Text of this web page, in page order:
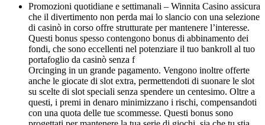
Promozioni quotidiane e settimanali – Winnita Casino assicura
che il divertimento non perda mai lo slancio con una selezione
di casinò in corso offre strutturate per mantenere l’interesse.
Questi bonus spesso contengono bonus di abbinamento dei
fondi, che sono eccellenti nel potenziare il tuo bankroll al tuo
portafoglio da casinò senza f
Orcinging in un grande pagamento. Vengono inoltre offerte
anche le giocate di slot extra, permettendoti di suonare le slot
su scelte di slot speciali senza spendere un centesimo. Oltre a
questi, i premi in denaro minimizzano i rischi, compensandoti
con una quota delle tue scommesse. Questi bonus sono